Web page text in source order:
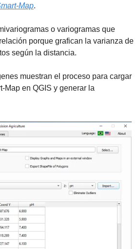
Map.
o variogramas que
porque grafican la varianza de
según la distancia.
muestran el proceso para cargar
Map en QGIS y generar la